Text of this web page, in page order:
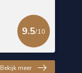
9.5/10
Bekijk meer